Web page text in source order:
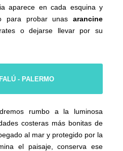
aparece en cada esquina y
para probar unas arancine
o dejarse llevar por su
- PALERMO
rumbo a la luminosa
costeras más bonitas de
al mar y protegido por la
el paisaje, conserva ese